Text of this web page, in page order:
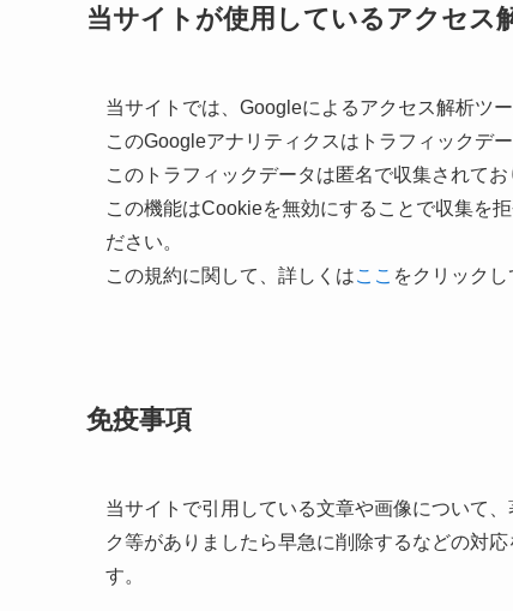
当サイトが使用しているアクセス
当サイトでは、Googleによるアクセス解析ツ
このGoogleアナリティクスはトラフィックデ
このトラフィックデータは匿名で収集されて
この機能はCookieを無効にすることで収集を
ださい。
この規約に関して、詳しくはここ をクリックし
免疫事項
当サイトで引用している文章や画像について
ク等がありましたら早急に削除するなどの対
す。